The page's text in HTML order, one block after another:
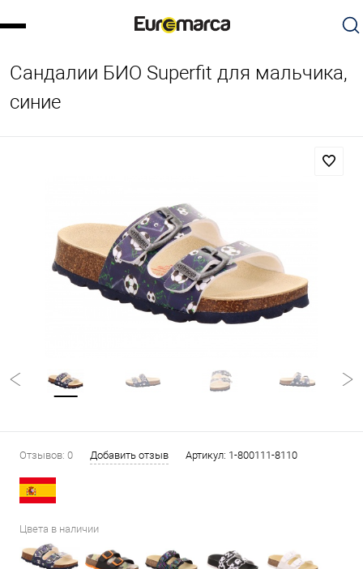
Сандалии БИО Superfit для мальчика,
синие
Отзывов: 0 Добавить отзыв Артикул: 1-800111-8110
Цвета в наличии